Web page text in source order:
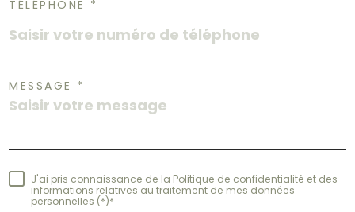
TÉLÉPHONE *
MESSAGE *
J'ai pris connaissance de la Politique de confidentialité et des
informations relatives au traitement de mes données
personnelles (*)*